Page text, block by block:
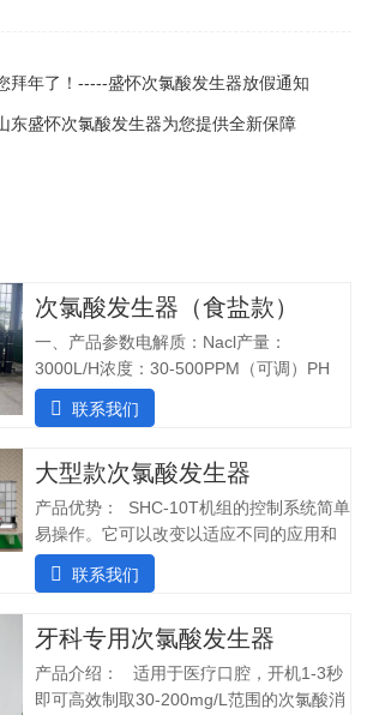
拜年了！-----盛怀次氯酸发生器放假通知
东盛怀次氯酸发生器为您提供全新保障
次氯酸发生器（食盐款）
一、产品参数电解质：Nacl产量：
3000L/H浓度：30-500PPM（可调）PH
值：5.0-6.5纯水系统酸水最大功率：
7200W纯水最大功率：1800W输入电压：
装完毕二、产品特点：1.自主研发：可满
足客户个性化定制需求；2.高度集成系
统：前置水预处理系统搭配RO反渗透系
统，一体化集成;3.PLC控制:在线显示浓
度、ph值、氧化还原电位ORP等指标;4.安
操作简单:操作界面简单清晰，无需培训；
守，远程操作，实时显示；三、产品使用
场景：…
联系我们
大型款次氯酸发生器
产品优势： SHC-10T机组的控制系统简单
易操作。它可以改变以适应不同的应用和
条件。液压部分安装了一个流量控制器，
用于在供水中断时关闭SHINE装置，并在
确保在任何给定时间提供所需的剂量。外
壳由非腐蚀性材料制成。管子和连接器采
用进口氟胶管，对腐蚀性溶液具有很强的
联系我们
牙科专用次氯酸发生器
产品介绍： 适用于医疗口腔，开机1-3秒
即可高效制取30-200mg/L范围的次氯酸消